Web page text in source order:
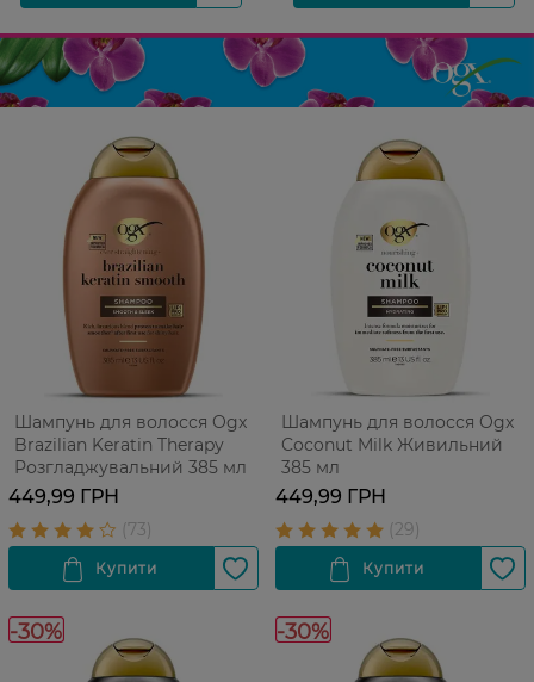
Шампунь для волосся Ogx
Brazilian Keratin Therapy
Розгладжувальний 385 мл
449,99 ГРН
Шампунь для волосся Ogx
Coconut Milk Живильний
385 мл
449,99 ГРН
-30% -30%